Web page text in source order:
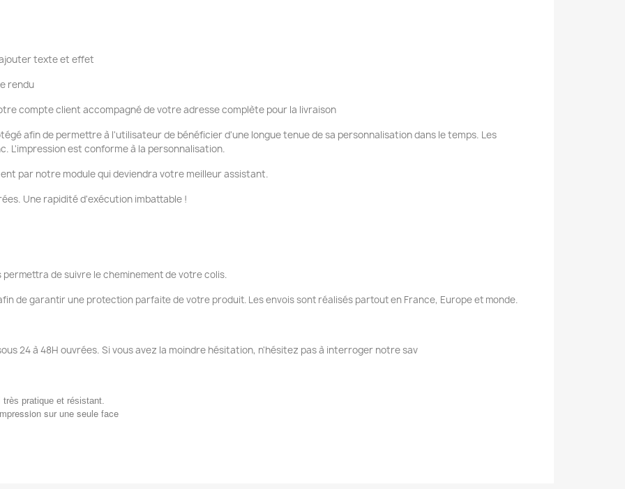
texte et effet
rendu
compte client accompagné de votre adresse complète pour la livraison
afin de permettre à l'utilisateur de bénéficier d'une longue tenue de sa personnalisation dans le temps. Les
L'impression est conforme à la personnalisation.
par notre module qui deviendra votre meilleur assistant.
Une rapidité d'exécution imbattable !
de suivre le cheminement de votre colis.
de garantir une protection parfaite de votre produit. Les envois sont réalisés partout en France, Europe et monde.
24 à 48H ouvrées. Si vous avez la moindre hésitation, n'hésitez pas à interroger notre sav
pratique et résistant.
sur une seule face